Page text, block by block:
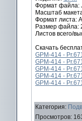
Формат файла:
Масштаб
Формат листа:
Размер файла:
Листов всего/
Скачать
GPM-414 -
GPM-414 -
GPM-414 -
GPM-414 -
GPM-414 -
Категория:
Просмотров: